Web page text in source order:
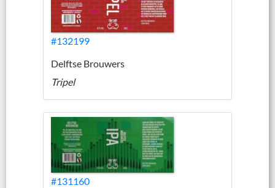
#132199
Delftse Brouwers
Tripel
#131160